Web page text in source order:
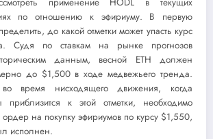
по отношению к эфириуму. В первую
до какой отметки может упасть курс
Судя по ставкам на рынке прогнозов
данным, весной ETH должен
до $1,500 в ходе медвежьего тренда.
во время нисходящего движения, когда
приблизится к этой отметки, необходимо
на покупку эфириумов по курсу $1,550,
исполнен.